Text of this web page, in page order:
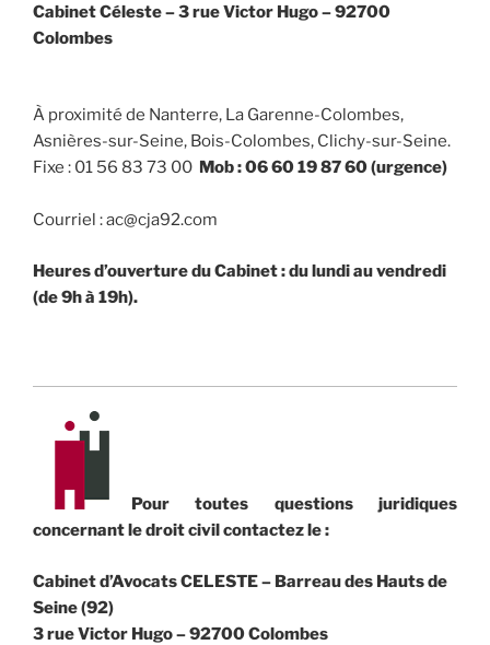
Cabinet Céleste –3 rue Victor Hugo – 92700
Colombes
À proximité de Nanterre, La Garenne-Colombes,
Asnières-sur-Seine, Bois-Colombes, Clichy-sur-Seine.
Fixe : 01 56 83 73 00 Mob : 06 60 19 87 60 (urgence)
Courriel : ac@cja92.com
Heures d’ouverture du Cabinet : du lundi au vendredi
(de 9h à 19h).
Pour toutes questions juridiques
concernant le droit civil contactez le :
Cabinet d’Avocats CELESTE – Barreau des Hauts de
Seine (92)
3 rue Victor Hugo – 92700 Colombes